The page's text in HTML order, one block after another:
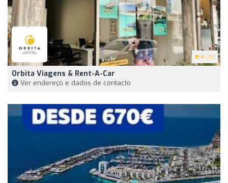
4 (18)
Orbita Viagens & Rent-A-Car
Ver endereço e dados de contacto